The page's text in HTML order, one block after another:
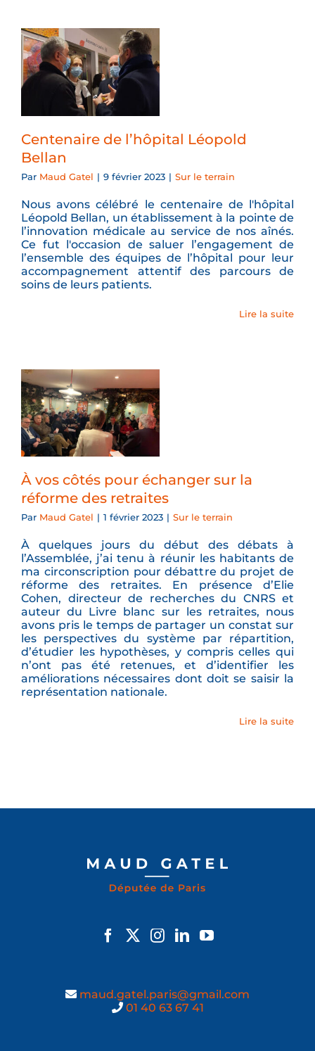
Centenaire de l’hôpital Léopold
Bellan
Par Maud Gatel | 9 février 2023 | Sur le terrain
Nous avons célébré le centenaire de l'hôpital
Léopold Bellan, un établissement à la pointe de
l’innovation médicale au service de nos aînés.
Ce fut l'occasion de saluer l’engagement de
l’ensemble des équipes de l’hôpital pour leur
accompagnement attentif des parcours de
soins de leurs patients.
Lire la suite
À vos côtés pour échanger sur la
réforme des retraites
Par Maud Gatel | 1 février 2023 | Sur le terrain
À quelques jours du début des débats à
l’Assemblée, j’ai tenu à réunir les habitants de
ma circonscription pour débattre du projet de
réforme des retraites. En présence d’Elie
Cohen, directeur de recherches du CNRS et
auteur du Livre blanc sur les retraites, nous
avons pris le temps de partager un constat sur
les perspectives du système par répartition,
d’étudier les hypothèses, y compris celles qui
n’ont pas été retenues, et d’identifier les
améliorations nécessaires dont doit se saisir la
représentation nationale.
Lire la suite
maud.gatel.paris@gmail.com
01 40 63 67 41